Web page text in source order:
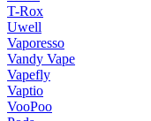
T-Rox
Uwell
Vaporesso
Vandy Vape
Vapefly
Vaptio
VooPoo